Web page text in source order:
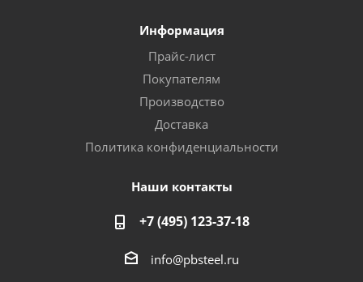
Информация
Прайс-лист
Покупателям
Производство
Доставка
Политика конфиденциальности
Наши контакты
+7 (495) 123-37-18
info@pbsteel.ru